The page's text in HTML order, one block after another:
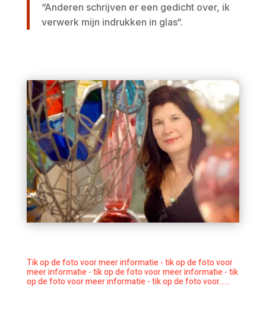
“Anderen schrijven er een gedicht over, ik
verwerk mijn indrukken in glas“.
Tik op de foto voor meer informatie - tik op de foto voor
meer informatie - tik op de foto voor meer informatie - tik
op de foto voor meer informatie - tik op de foto voor......